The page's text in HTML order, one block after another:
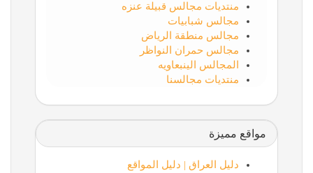
منتديات مجالس قبيلة عنزه
مجالس شبابيات
مجالس منطقة الرياض
مجالس حمران النواظر
المجالس الينبعاويه
منتديات مجالسنا
مواقع مميزة
دليل العراق | دليل المواقع